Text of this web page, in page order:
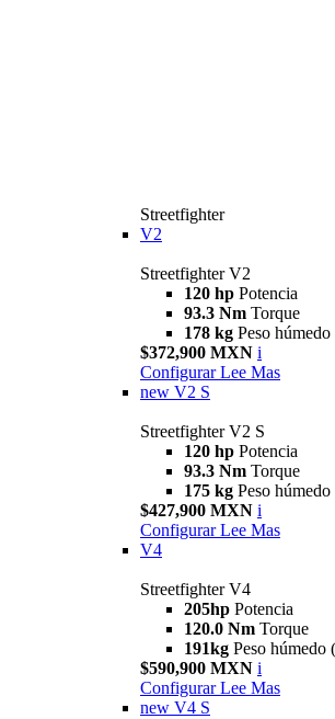
Streetfighter
V2
Streetfighter V2
120 hp Potencia
93.3 Nm Torque
178 kg Peso
$372,900 MXN i
Configurar Lee Mas
new V2 S
Streetfighter V2 S
120 hp Potencia
93.3 Nm Torque
175 kg Peso
$427,900 MXN i
Configurar Lee Mas
V4
Streetfighter V4
205hp Potencia
120.0 Nm Torque
191kg Peso húmedo
$590,900 MXN i
Configurar Lee Mas
new V4 S